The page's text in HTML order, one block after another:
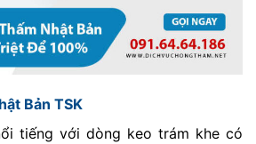
Bản TSK
tiếng với dòng keo trám khe có